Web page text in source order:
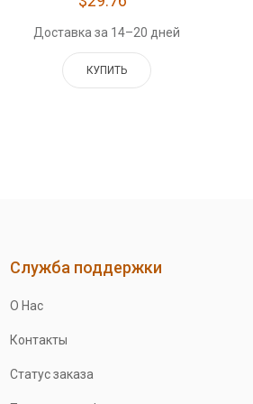
Доставка за 14–20 дней
КУПИТЬ
Служба поддержки
О Нас
Контакты
Статус заказа